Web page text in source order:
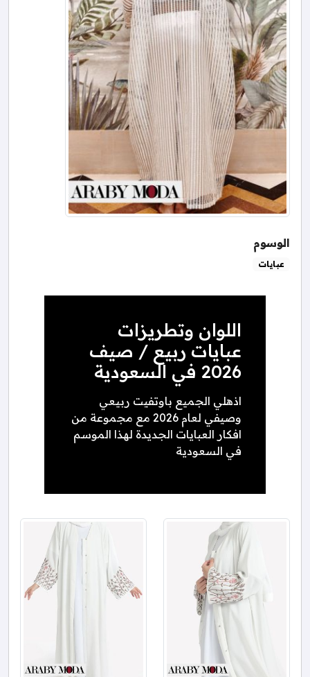
الوسوم
عبايات
اللوان وتطريزات
عبايات ربيع / صيف
2026 في السعودية
اذهلي الجميع باوتفيت ربيعي
وصيفي لعام 2026 مع مجموعة من
افكار العبايات الجديدة لهذا الموسم
في السعودية